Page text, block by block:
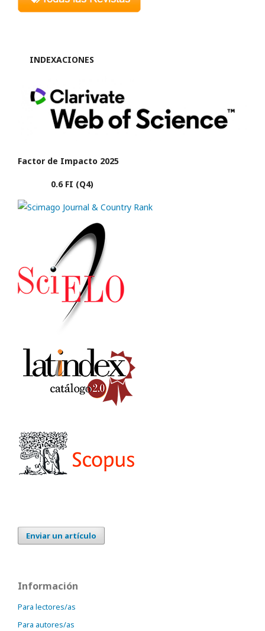
INDEXACIONES
Factor de Impacto 2025
0.6 FI (Q4)
Enviar un artículo
Información
Para lectores/as
Para autores/as